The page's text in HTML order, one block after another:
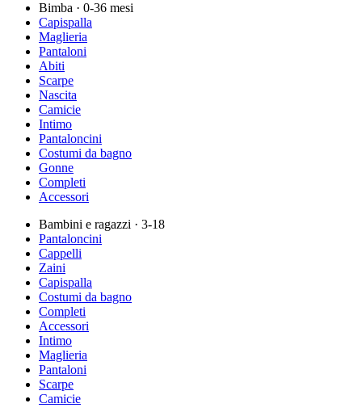
Bimba · 0-36 mesi
Capispalla
Maglieria
Pantaloni
Abiti
Scarpe
Nascita
Camicie
Intimo
Pantaloncini
Costumi da bagno
Gonne
Completi
Accessori
Bambini e ragazzi · 3-18
Pantaloncini
Cappelli
Zaini
Capispalla
Costumi da bagno
Completi
Accessori
Intimo
Maglieria
Pantaloni
Scarpe
Camicie